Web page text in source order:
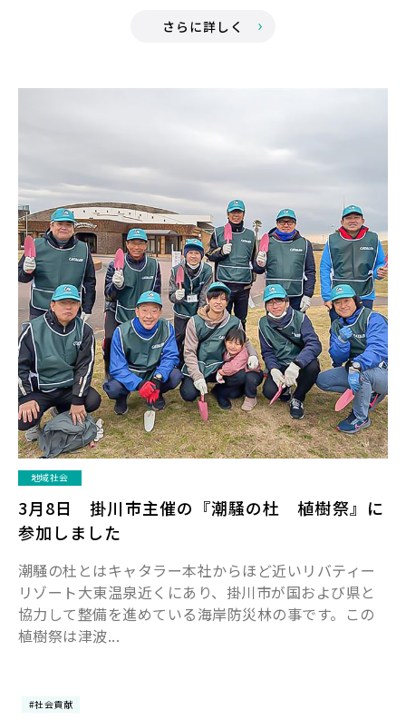
さらに詳しく
地域社会
3月8日 掛川市主催の『潮騒の杜 植樹祭』に
参加しました
潮騒の杜とはキャタラー本社からほど近いリバティー
リゾート大東温泉近くにあり、掛川市が国および県と
協力して整備を進めている海岸防災林の事です。この
植樹祭は津波...
#社会貢献